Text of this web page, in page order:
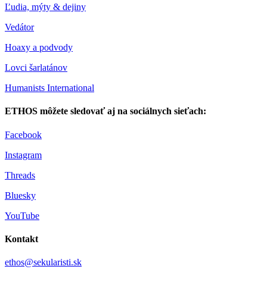
Ľudia, mýty & dejiny
Vedátor
Hoaxy a podvody
Lovci šarlatánov
Humanists International
ETHOS môžete sledovať aj na sociálnych sieťach:
Facebook
Instagram
Threads
Bluesky
YouTube
Kontakt
ethos@sekularisti.sk